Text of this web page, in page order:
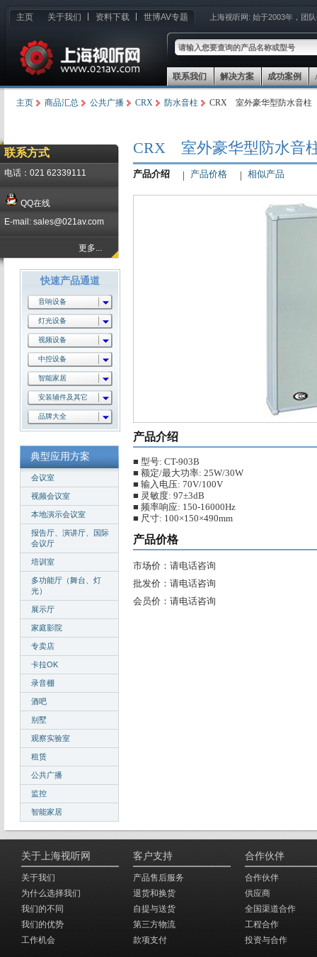
主页 关于我们 资料下载 世博AV专题 上海视听网: 始于2003年，团
联系我们 解决方案 成功案例
主页 商品汇总 公共广播 CRX 防水音柱 CRX 室外豪华型防水音柱
CRX 室外豪华型防水音
产品介绍 产品价格 相似产品
产品介绍
■ 型号: CT-903B
■ 额定/最大功率: 25W/30W
■ 输入电压: 70V/100V
■ 灵敏度: 97±3dB
■ 频率响应: 150-16000Hz
■ 尺寸: 100×150×490mm
产品价格
市场价：请电话咨询
批发价：请电话咨询
会员价：请电话咨询
联系方式
电话：021 62339111
QQ在线
E-mail: sales@021av.com
更多...
快速产品通道
音响设备
灯光设备
视频设备
中控设备
智能家居
安装辅件及其它
品牌大全
典型应用方案
会议室
视频会议室
本地演示会议室
报告厅、演讲厅、国际
会议厅
培训室
多功能厅（舞台、灯
光）
展示厅
家庭影院
专卖店
卡拉OK
录音棚
酒吧
别墅
观察实验室
租赁
公共广播
监控
智能家居
关于上海视听网
关于我们
为什么选择我们
我们的不同
我们的优势
工作机会
客户支持
产品售后服务
退货和换货
自提与送货
第三方物流
款项支付
合作伙伴
合作伙伴
供应商
全国渠道合作
工程合作
投资与合作